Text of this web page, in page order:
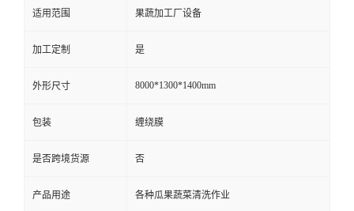
适用范围 果蔬加工厂设备
加工定制 是
外形尺寸 8000*1300*1400mm
包装 缠绕膜
是否跨境货源 否
产品用途 各种瓜果蔬菜清洗作业